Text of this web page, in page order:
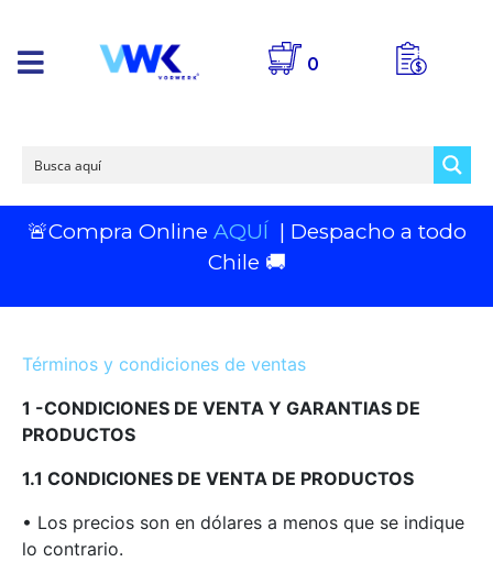
0
🚨Compra Online AQUÍ | Despacho a todo
Chile 🚚
Términos y condiciones de ventas
1 -CONDICIONES DE VENTA Y GARANTIAS DE
PRODUCTOS
1.1 CONDICIONES DE VENTA DE PRODUCTOS
• Los precios son en dólares a menos que se indique
lo contrario.